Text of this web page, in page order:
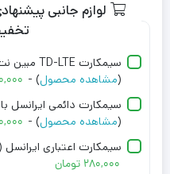
لوازم جانبی
(مشاهده محصول) -
(مشاهده محصول) -
سیمکارت اعتباری ایرانسل
۲۸۰,۰۰۰ تومان